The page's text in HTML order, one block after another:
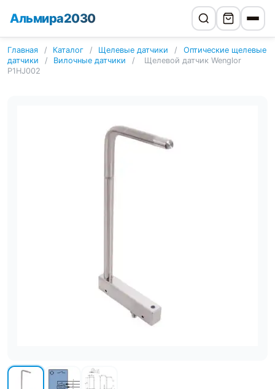
Альмира2030
Главная / Каталог / Щелевые датчики /
Оптические щелевые
датчики
/ Вилочные датчики /
Щелевой датчик Wenglor
P1HJ002